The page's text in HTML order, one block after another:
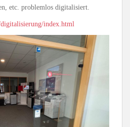
etc. problemlos digitalisiert.
index.html